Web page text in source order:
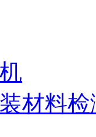
材料检